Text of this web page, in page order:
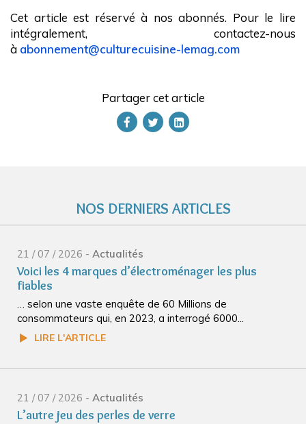
Cet article est réservé à nos abonnés. Pour le lire
intégralement, contactez-nous
à abonnement@culturecuisine-lemag.com
Partager cet article
NOS DERNIERS ARTICLES
21 / 07 / 2026 - Actualités
Voici les 4 marques d’électroménager les plus
fiables
… selon une vaste enquête de 60 Millions de
consommateurs qui, en 2023, a interrogé 6000...
LIRE L'ARTICLE
21 / 07 / 2026 - Actualités
L’autre jeu des perles de verre